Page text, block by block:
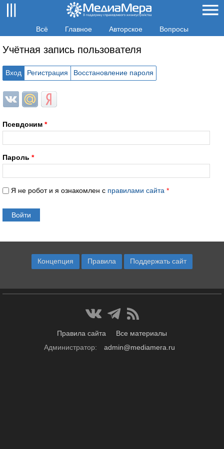
Всё Главное Авторское Вопросы
Учётная запись пользователя
Вход Регистрация Восстановление пароля
Login with ВКонтакте
Login with Mail.ru
Login with Яндекс
Псевдоним *
Пароль *
Я не робот и я ознакомлен с правилами сайта *
Концепция Правила Поддержать сайт
Правила сайта
Все материалы
Администратор:
admin@mediamera.ru